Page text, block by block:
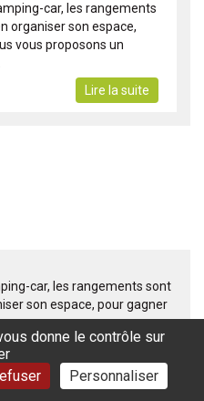
car, les rangements
organiser son espace,
vous proposons un
Lire la suite
car, les rangements sont
son espace, pour gagner
de rangements
cars et les
donne le contrôle sur
Personnaliser